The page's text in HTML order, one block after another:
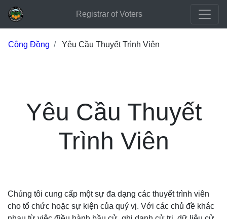
Registrar of Voters
Cộng Đồng Yêu Cầu Thuyết Trình Viên
Yêu Cầu Thuyết
Trình Viên
Chúng tôi cung cấp một sự đa dạng các thuyết trình viên
cho tổ chức hoặc sự kiện của quý vị. Với các chủ đề khác